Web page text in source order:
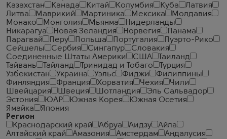
Казахстан
Канада Китай Колумбия Куба
Латвия
Литва
Маврикий Мартиника Мексика
Молдавия
Монако
Монголия Мьянма
Нидерланды
Никарагуа
Новая Зеландия Норвегия
Панама
Парагвай
Перу Польша Португалия
Пуэрто-Рико
Сейшелы
Сербия Сингапур
Словакия
Соединенные Штаты Америки
США
Таиланд
Тайвань
Тайланд Тринидад и Тобаго
Турция
Узбекистан
Украина Уэльс Фиджи
Филиппины
Финляндия
Франция Хорватия Чехия
Чили
Швейцария
Швеция Шотландия
Эль Сальвадор
Эстония
ЮАР Южная Корея
Южная Осетия
Ямайка
Япония
Регион
Краснодарский край
Абруа Аидзу
Айла
Алтайский край
Амазония Амстердам
Андалусия